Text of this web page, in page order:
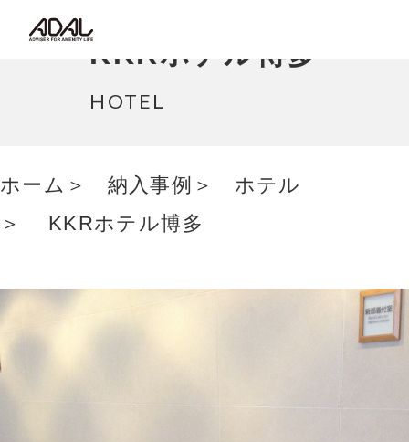
コラム
最新情報/ニュース
Japanese
KKRホテル博多
HOTEL
ホーム 納入事例
ホテル
KKRホテル博多